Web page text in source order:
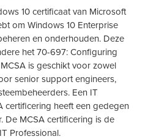
10 certificaat van Microsoft
om Windows 10 Enterprise
en onderhouden. Deze
het 70-697: Configuring
is geschikt voor zowel
senior support engineers,
Een IT
certificering heeft een gedegen
De MCSA certificering is de
Professional.